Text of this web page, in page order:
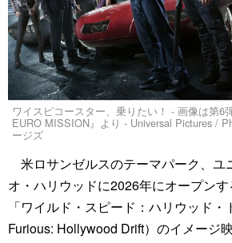
ワイスピコースター、乗りたい！ - 画像は第6
EURO MISSION』より - Universal Pictures /
ージズ
米ロサンゼルスのテーマパーク、ユ
オ・ハリウッドに2026年にオープン
「ワイルド・スピード：ハリウッド
Furious: Hollywood Drift）のイメージ